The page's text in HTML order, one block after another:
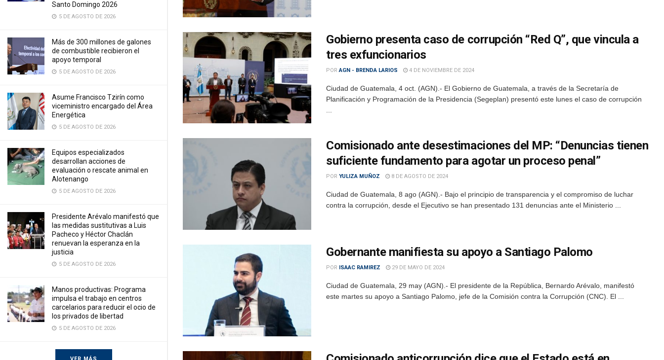
Santo Domingo 2026
5 DE AGOSTO DE 2026
Más de 300 millones de galones
de combustible recibieron el
apoyo temporal
5 DE AGOSTO DE 2026
Asume Francisco Tzirín como
viceministro encargado del Área
Energética
5 DE AGOSTO DE 2026
Equipos especializados
desarrollan acciones de
evaluación o rescate animal en
Alotenango
5 DE AGOSTO DE 2026
Presidente Arévalo manifestó que
las medidas sustitutivas a Luis
Pacheco y Héctor Chaclán
renuevan la esperanza en la
justicia
5 DE AGOSTO DE 2026
Manos productivas: Programa
impulsa el trabajo en centros
carcelarios para reducir el ocio de
los privados de libertad
5 DE AGOSTO DE 2026
Gobierno presenta caso de corrupción “Red Q”, que vincula a
tres exfuncionarios
POR AGN - BRENDA LARIOS 4 DE NOVIEMBRE DE 2024
Ciudad de Guatemala, 4 oct. (AGN).- El Gobierno de Guatemala, a través de la Secretaría de
Planificación y Programación de la Presidencia (Segeplan) presentó este lunes el caso de corrupción
Comisionado ante desestimaciones del MP: “Denuncias tienen
suficiente fundamento para agotar un proceso penal”
POR YULIZA MUÑOZ 8 DE AGOSTO DE 2024
Ciudad de Guatemala, 8 ago (AGN).- Bajo el principio de transparencia y el compromiso de luchar
contra la corrupción, desde el Ejecutivo se han presentado 131 denuncias ante el Ministerio ...
Gobernante manifiesta su apoyo a Santiago Palomo
POR ISAAC RAMIREZ 29 DE MAYO DE 2024
Ciudad de Guatemala, 29 may (AGN).- El presidente de la República, Bernardo Arévalo, manifestó
este martes su apoyo a Santiago Palomo, jefe de la Comisión contra la Corrupción (CNC). El ...